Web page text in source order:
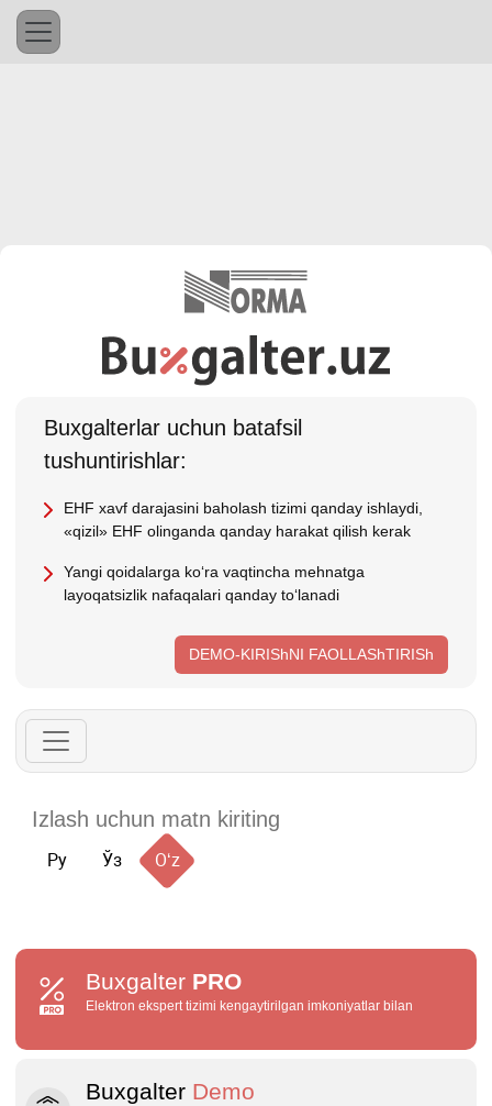
Buхgalterlar uchun batafsil
tushuntirishlar:
EHF хavf darajasini baholash tizimi qanday ishlaydi,
«qizil» EHF olinganda qanday harakat qilish kerak
Yangi qoidalarga koʻra vaqtincha mehnatga
layoqatsizlik nafaqalari qanday toʻlanadi
DEMO-KIRIShNI FAOLLAShTIRISh
Ру Ўз Oʻz
Buxgalter PRO
Elektron ekspert tizimi kengaytirilgan imkoniyatlar bilan
Buxgalter Demo